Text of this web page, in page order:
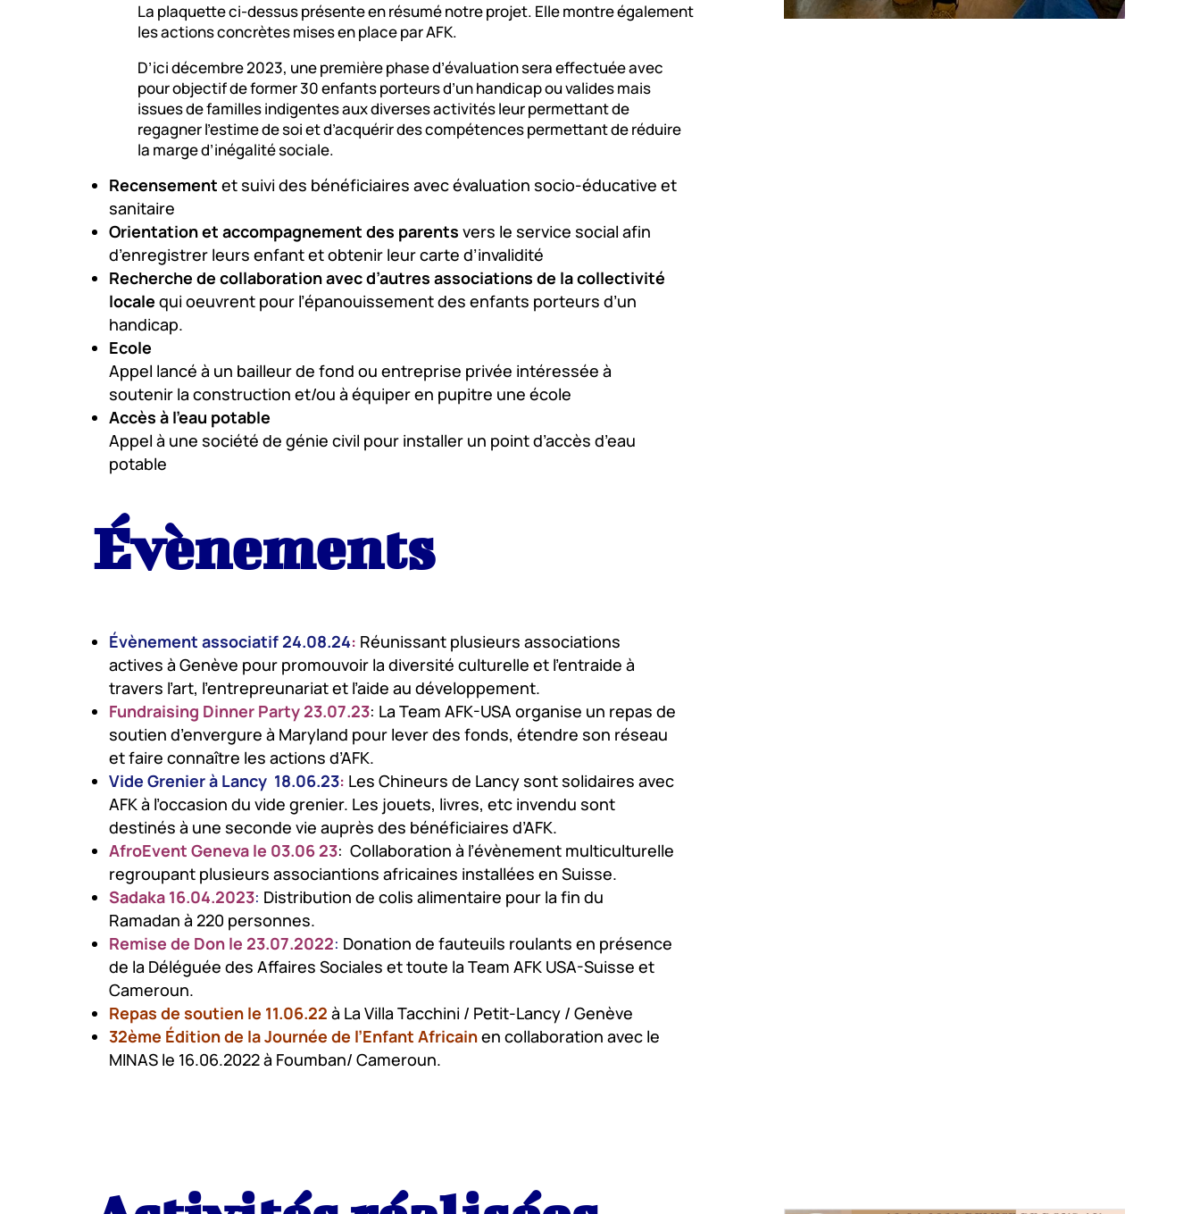
La plaquette ci-dessus présente en résumé notre projet. Elle montre également
les actions concrètes mises en place par AFK.
D’ici décembre 2023, une première phase d’évaluation sera effectuée avec
pour objectif de former 30 enfants porteurs d’un handicap ou valides mais
issues de familles indigentes aux diverses activités leur permettant de
regagner l’estime de soi et d’acquérir des compétences permettant de réduire
la marge d’inégalité sociale.
Recensement et suivi des bénéficiaires avec évaluation socio-éducative et
sanitaire
Orientation et accompagnement des parents vers le service social afin
d’enregistrer leurs enfant et obtenir leur carte d’invalidité
Recherche de collaboration avec d’autres associations de la collectivité
locale qui oeuvrent pour l’épanouissement des enfants porteurs d’un
handicap.
Ecole
Appel lancé à un bailleur de fond ou entreprise privée intéressée à
soutenir la construction et/ou à équiper en pupitre une école
Accès à l’eau potable
Appel à une société de génie civil pour installer un point d’accès d’eau
potable
Évènements
Évènement associatif 24.08.24: Réunissant plusieurs associations
actives à Genève pour promouvoir la diversité culturelle et l’entraide à
travers l’art, l’entrepreunariat et l’aide au développement.
Fundraising Dinner Party 23.07.23: La Team AFK-USA organise un repas de
soutien d’envergure à Maryland pour lever des fonds, étendre son réseau
et faire connaître les actions d’AFK.
Vide Grenier à Lancy 18.06.23: Les Chineurs de Lancy sont solidaires avec
AFK à l’occasion du vide grenier. Les jouets, livres, etc invendu sont
destinés à une seconde vie auprès des bénéficiaires d’AFK.
AfroEvent Geneva le 03.06 23: Collaboration à l’évènement multiculturelle
regroupant plusieurs associantions africaines installées en Suisse.
Sadaka 16.04.2023: Distribution de colis alimentaire pour la fin du
Ramadan à 220 personnes.
Remise de Don le 23.07.2022: Donation de fauteuils roulants en présence
de la Déléguée des Affaires Sociales et toute la Team AFK USA-Suisse et
Cameroun.
Repas de soutien le 11.06.22 à La Villa Tacchini / Petit-Lancy / Genève
32ème Édition de la Journée de l’Enfant Africainen collaboration avec le
MINAS le 16.06.2022 à Foumban/ Cameroun.